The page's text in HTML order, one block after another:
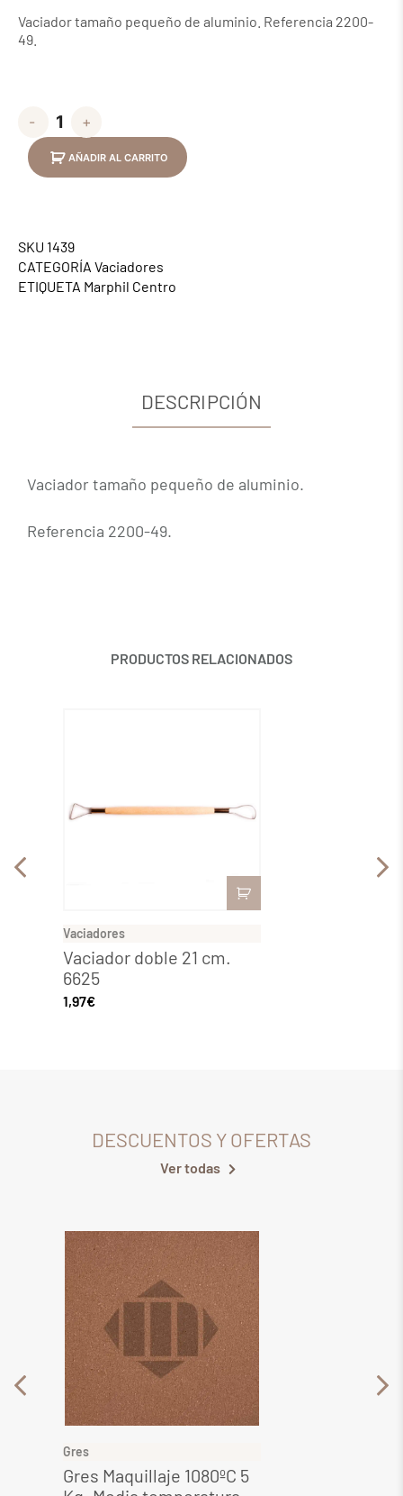
Vaciador tamaño pequeño de aluminio. Referencia 2200-
49.
- +
AÑADIR AL CARRITO
SKU 1439
CATEGORÍA Vaciadores
ETIQUETA Marphil Centro
DESCRIPCIÓN
Vaciador tamaño pequeño de aluminio.
Referencia 2200-49.
PRODUCTOS RELACIONADOS
Vaciadores
Vaciador doble 21 cm.
6625
1,97€
DESCUENTOS Y OFERTAS
Ver todas
Gres
Gres Maquillaje 1080ºC 5